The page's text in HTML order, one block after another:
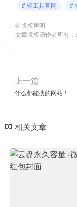
# 轻工具官网
#
© 版权声明
文章版权归作者所有，
上一篇
什么都能搜的网站！
相关文章